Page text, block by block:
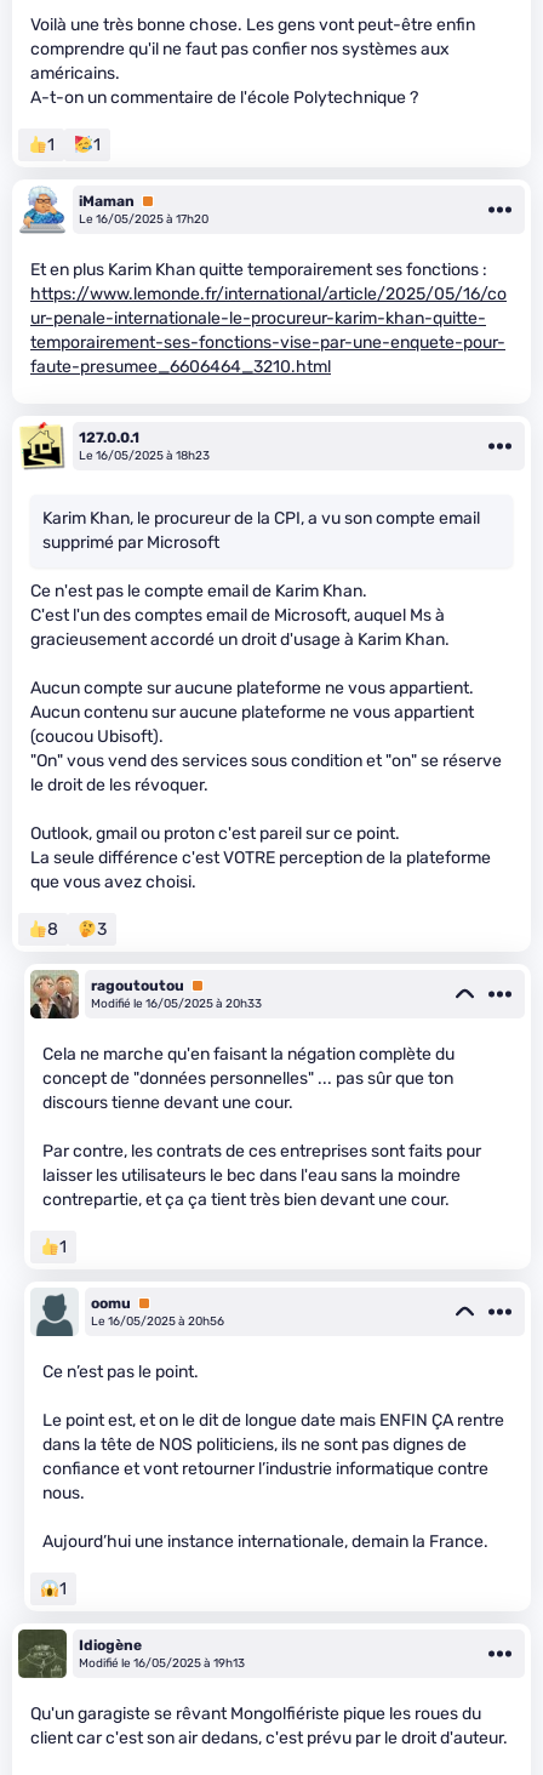
Voilà une très bonne chose. Les gens vont peut-être enfin
comprendre qu'il ne faut pas confier nos systèmes aux
américains.
A-t-on un commentaire de l'école Polytechnique ?
1 1
iMaman
Premium
Le 16/05/2025 à 17h20
Et en plus Karim Khan quitte temporairement ses fonctions :
https://www.lemonde.fr/international/article/2025/05/16/co
ur-penale-internationale-le-procureur-karim-khan-quitte-
temporairement-ses-fonctions-vise-par-une-enquete-pour-
faute-presumee_6606464_3210.html
127.0.0.1
Le 16/05/2025 à 18h23
Karim Khan, le procureur de la CPI, a vu son compte email
supprimé par Microsoft
Ce n'est pas le compte email de Karim Khan.
C'est l'un des comptes email de Microsoft, auquel Ms à
gracieusement accordé un droit d'usage à Karim Khan.
Aucun compte sur aucune plateforme ne vous appartient.
Aucun contenu sur aucune plateforme ne vous appartient
(coucou Ubisoft).
"On" vous vend des services sous condition et "on" se réserve
le droit de les révoquer.
Outlook, gmail ou proton c'est pareil sur ce point.
La seule différence c'est VOTRE perception de la plateforme
que vous avez choisi.
8 3
ragoutoutou
Premium
Modifié le 16/05/2025 à 20h33
Cela ne marche qu'en faisant la négation complète du
concept de "données personnelles" ... pas sûr que ton
discours tienne devant une cour.
Par contre, les contrats de ces entreprises sont faits pour
laisser les utilisateurs le bec dans l'eau sans la moindre
contrepartie, et ça ça tient très bien devant une cour.
1
oomu
Premium
Le 16/05/2025 à 20h56
Ce n’est pas le point.
Le point est, et on le dit de longue date mais ENFIN ÇA rentre
dans la tête de NOS politiciens, ils ne sont pas dignes de
confiance et vont retourner l’industrie informatique contre
nous.
Aujourd’hui une instance internationale, demain la France.
1
Idiogène
Modifié le 16/05/2025 à 19h13
Qu'un garagiste se rêvant Mongolfiériste pique les roues du
client car c'est son air dedans, c'est prévu par le droit d'auteur.